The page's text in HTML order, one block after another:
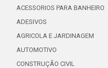
ACESSORIOS PARA BANHEIRO
ADESIVOS
AGRICOLA E JARDINAGEM
AUTOMOTIVO
CONSTRUÇÃO CIVIL